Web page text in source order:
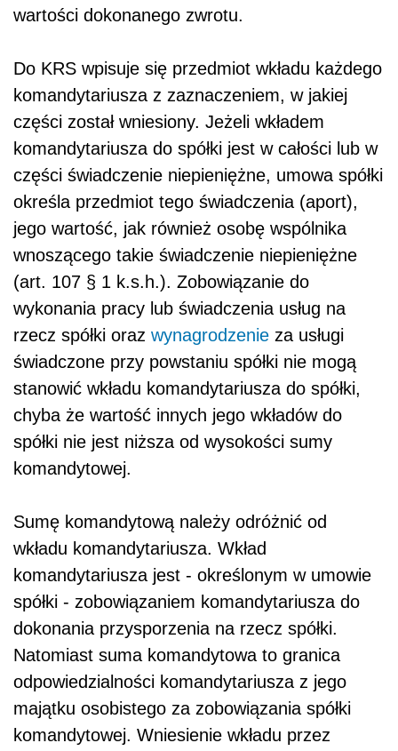
wartości dokonanego zwrotu.
Do KRS wpisuje się przedmiot wkładu każdego
komandytariusza z zaznaczeniem, w jakiej
części został wniesiony. Jeżeli wkładem
komandytariusza do spółki jest w całości lub w
części świadczenie niepieniężne, umowa spółki
określa przedmiot tego świadczenia (aport),
jego wartość, jak również osobę wspólnika
wnoszącego takie świadczenie niepieniężne
(art. 107 § 1 k.s.h.). Zobowiązanie do
wykonania pracy lub świadczenia usług na
rzecz spółki oraz wynagrodzenie za usługi
świadczone przy powstaniu spółki nie mogą
stanowić wkładu komandytariusza do spółki,
chyba że wartość innych jego wkładów do
spółki nie jest niższa od wysokości sumy
komandytowej.
Sumę komandytową należy odróżnić od
wkładu komandytariusza. Wkład
komandytariusza jest - określonym w umowie
spółki - zobowiązaniem komandytariusza do
dokonania przysporzenia na rzecz spółki.
Natomiast suma komandytowa to granica
odpowiedzialności komandytariusza z jego
majątku osobistego za zobowiązania spółki
komandytowej. Wniesienie wkładu przez